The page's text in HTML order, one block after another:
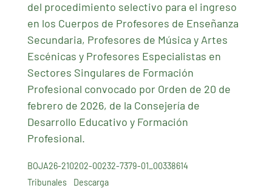
del procedimiento selectivo para el ingreso
en los Cuerpos de Profesores de Enseñanza
Secundaria, Profesores de Música y Artes
Escénicas y Profesores Especialistas en
Sectores Singulares de Formación
Profesional convocado por Orden de 20 de
febrero de 2026, de la Consejería de
Desarrollo Educativo y Formación
Profesional.
BOJA26-210202-00232-7379-01_00338614
Tribunales
Descarga